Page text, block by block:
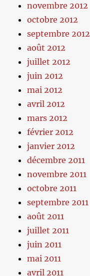
novembre 2012
octobre 2012
septembre 2012
août 2012
juillet 2012
juin 2012
mai 2012
avril 2012
mars 2012
février 2012
janvier 2012
décembre 2011
novembre 2011
octobre 2011
septembre 2011
août 2011
juillet 2011
juin 2011
mai 2011
avril 2011